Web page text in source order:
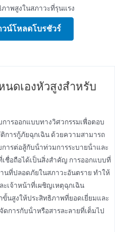
าพสูงในสภาวะที่รุนแรง
วน์โหลดโบรชัวร์
ดเองหัวสูงสําหรับ
การออกแบบทางวิศวกรรมเพื่อตอบ
การกู้ภัยฉุกเฉิน ด้วยความสามารถ
ารต่อสู้กับน้ําท่วมการระบายน้ําและ
ชื่อถือได้เป็นสิ่งสําคัญ การออกแบบที่
นที่ปลอดภัยในสภาวะอันตราย ทําให้
ะเจ้าหน้าที่เผชิญเหตุฉุกเฉิน
นสูงให้ประสิทธิภาพที่ยอดเยี่ยมและ
การกับน้ําหรือสารละลายที่เต็มไป